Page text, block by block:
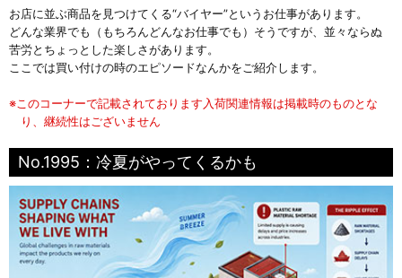
お店に並ぶ商品を見つけてくる“バイヤー”というお仕事があります。
どんな業界でも（もちろんどんなお仕事でも）そうですが、並々ならぬ
苦労とちょっとした楽しさがあります。
ここでは買い付けの時のエピソードなんかをご紹介します。
※このコーナーで記載されております入荷関連情報は掲載時のものとな
り、継続性はございません
No.1995：冷夏がやってくるかも